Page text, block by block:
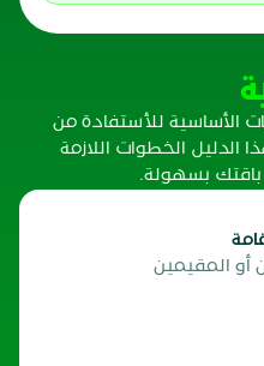
الأساسية للأستفادة من
الخطوات اللازمة
باقتك بسهولة.
أو المقيمين